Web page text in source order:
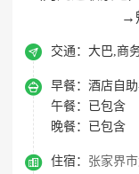
→
 交通： 大巴,商
 早餐： 酒店自
午餐：
已包含
晚餐：
已包含
 住宿： 张家界